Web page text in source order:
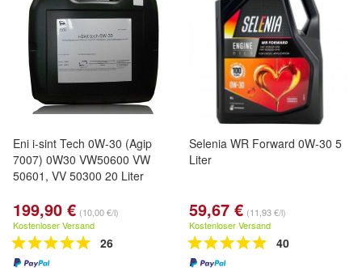
Eni i-sint Tech 0W-30 (Agip
7007) 0W30 VW50600 VW
50601, VV 50300 20 Liter
199,90 € (10,00 €/l)
Kostenloser Versand
26
Selenia WR Forward 0W-30 5
Liter
59,67 € (11,93 €/l)
Kostenloser Versand
40